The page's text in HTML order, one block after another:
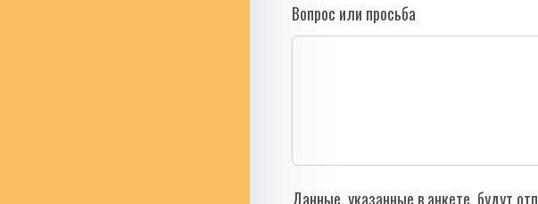
Вопрос или просьба
Данные, указанные в анкете, будут